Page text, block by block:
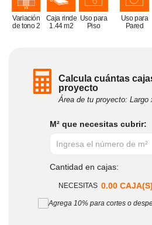
Variación
de tono 2
Caja rinde
1.44 m2
Uso para
Piso
Uso para
Pared
Calcula cuántas
proyecto
Área de tu proyecto: Largo
M² que necesitas cubrir:
Cantidad en cajas:
NECESITAS 0.00 CAJA(S)
Agrega 10% para cortes o